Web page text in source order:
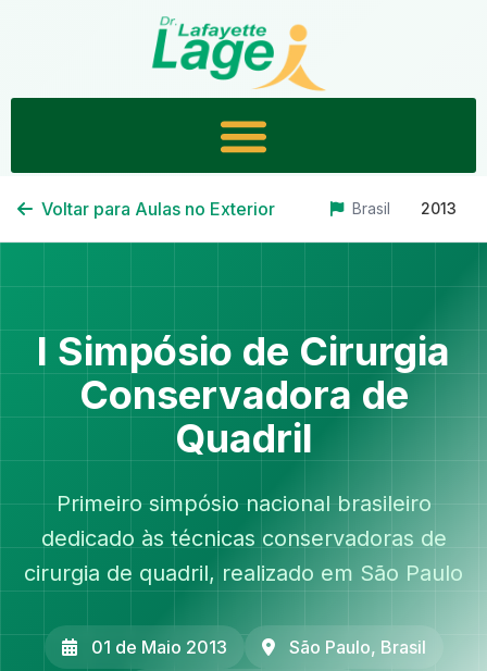
Voltar para Aulas no Exterior Brasil 2013
I Simpósio de Cirurgia
Conservadora de
Quadril
Primeiro simpósio nacional brasileiro
dedicado às técnicas conservadoras de
cirurgia de quadril, realizado em São Paulo
01 de Maio 2013
São Paulo, Brasil